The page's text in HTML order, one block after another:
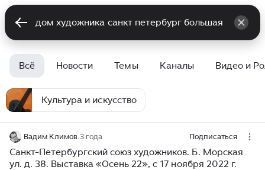
Всё Новости Темы Каналы Видео и
Культура и искусство
Вадим Климов.3 года Подписаться
Санкт-Петербургский союз художников. Б. Морская
ул. д. 38. Выставка «Осень 22», с 17 ноября 2022 г.